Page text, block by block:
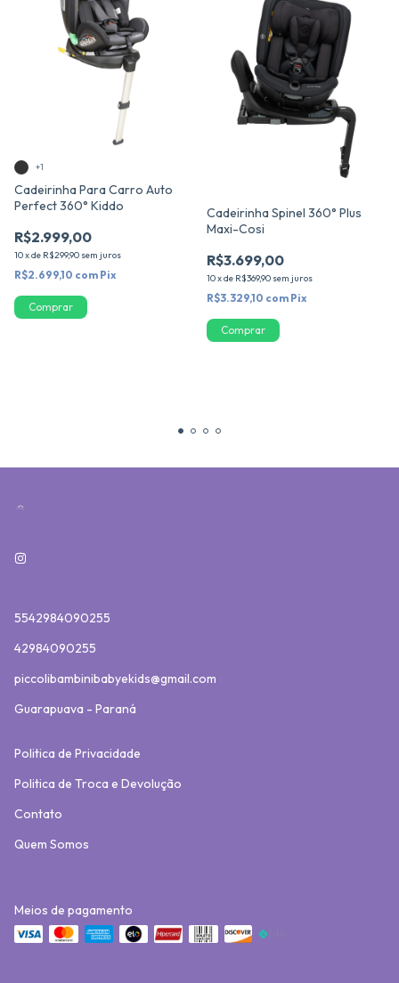
Cadeirinha Para Carro Auto
Perfect 360° Kiddo
R$2.999,00
10xde R$299,90 sem juros
R$2.699,10 com Pix
+1
Comprar
Cadeirinha Spinel 360° Plus
Maxi-Cosi
R$3.699,00
10xde R$369,90 sem juros
R$3.329,10 com Pix
5542984090255
42984090255
piccolibambinibabyekids@gmail.com
Guarapuava - Paraná
Politica de Privacidade
Politica de Troca e Devolução
Contato
Quem Somos
Meios de pagamento